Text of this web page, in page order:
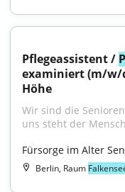
Pflegeassistent /
examiniert (m/w/
Höhe
Wir sind die
uns steht der
Fürsorge im Alter
Berlin, Raum